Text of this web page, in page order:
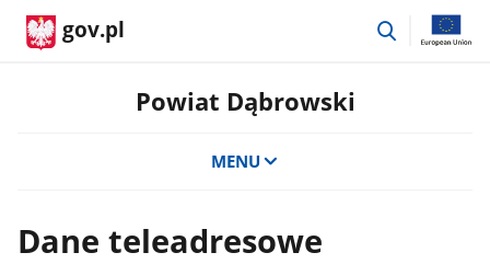
gov.pl
przejdź
Powiat Dąbrowski
MENU
Dane teleadresowe